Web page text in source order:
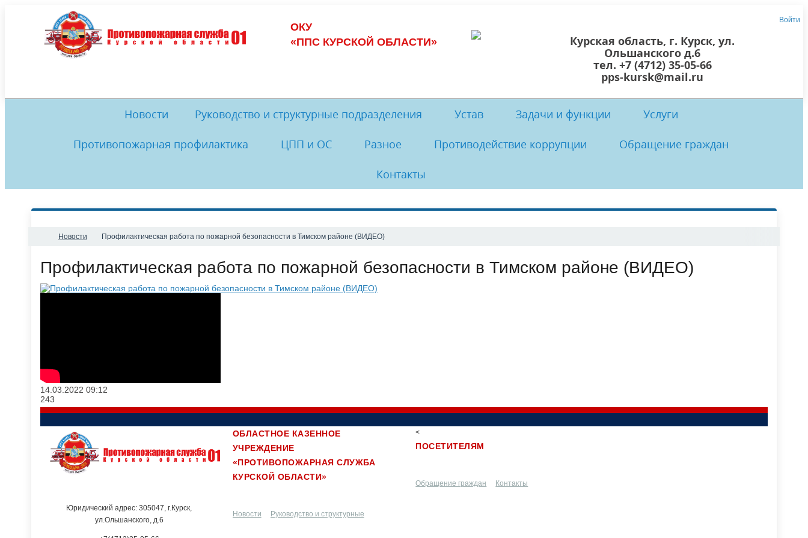
Войти
ОКУ
«ППС КУРСКОЙ ОБЛАСТИ»
Курская область, г. Курск, ул.
Ольшанского д.6
тел. +7 (4712) 35-05-66
pps-kursk@mail.ru
Новости Руководство и структурные подразделения
Руководство Отделы и службы Пожарные части и посты
Устав Задачи и функции Услуги
Обеспечение пожарной безопасности Испытание и проверка ППВ Учебно-методический центр
Противопожарная профилактика ЦПП и ОС Разное Противодействие коррупции
Комиссия по служебному поведению НПА по противодействию коррупции
Обращение граждан
Контакты
Новости Профилактическая работа по пожарной безопасности в Тимском районе (ВИДЕО)
Профилактическая работа по пожарной безопасности в Тимском районе (ВИДЕО)
14.03.2022 09:12
243
Юридический адрес: 305047, г.Курск,
ул.Ольшанского, д.6
ОБЛАСТНОЕ КАЗЕННОЕ
УЧРЕЖДЕНИЕ
«ПРОТИВОПОЖАРНАЯ СЛУЖБА
КУРСКОЙ ОБЛАСТИ»
Новости Руководство и структурные
<
ПОСЕТИТЕЛЯМ
Обращение граждан Контакты